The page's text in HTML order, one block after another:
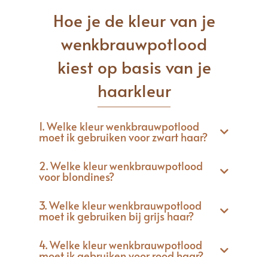
Hoe je de kleur van je
wenkbrauwpotlood
kiest op basis van je
haarkleur
1. Welke kleur wenkbrauwpotlood
moet ik gebruiken voor zwart haar?
2. Welke kleur wenkbrauwpotlood
voor blondines?
3. Welke kleur wenkbrauwpotlood
moet ik gebruiken bij grijs haar?
4. Welke kleur wenkbrauwpotlood